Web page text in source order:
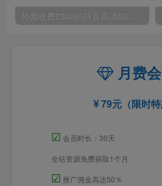
月费
79元（限时特
☑ 会员时长：30天
全站资源免费获取1个月
☑ 推广佣金高达50％